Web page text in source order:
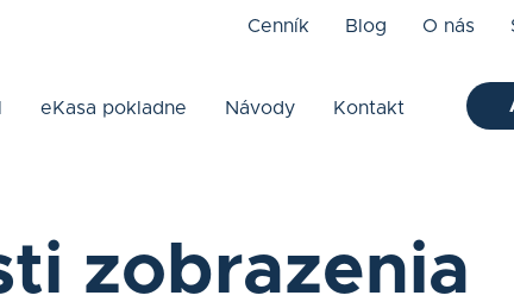
O nás
Blog
Cenník
Kontakt
Návody
eKasa pokladne
zobrazenia